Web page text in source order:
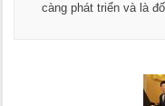
càng phát triển và là